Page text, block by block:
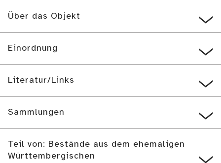
Über das Objekt
Einordnung
Literatur/Links
Sammlungen
Teil von: Bestände aus dem ehemaligen
Württembergischen